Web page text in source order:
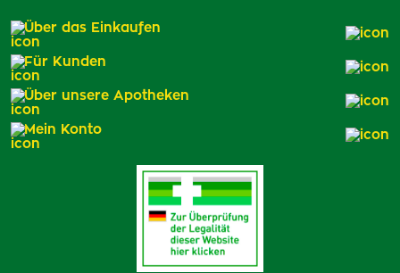
Über das Einkaufen
Für Kunden
Über unsere Apotheken
Mein Konto